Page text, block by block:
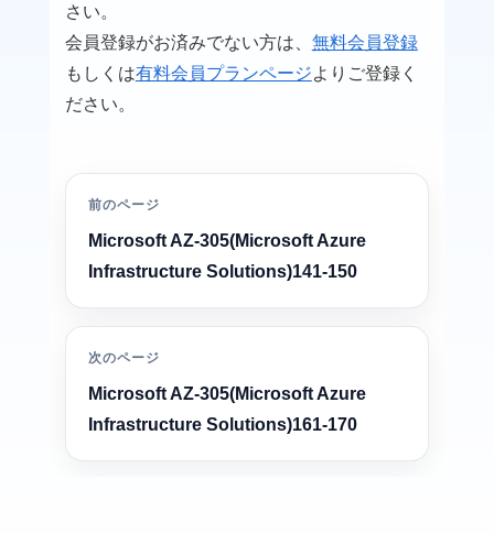
さい。
会員登録がお済みでない方は、 無料会員登録
もしくは有料会員プランページよりご登録く
ださい。
前のページ
Microsoft AZ-305(Microsoft Azure
Infrastructure Solutions)141-150
次のページ
Microsoft AZ-305(Microsoft Azure
Infrastructure Solutions)161-170